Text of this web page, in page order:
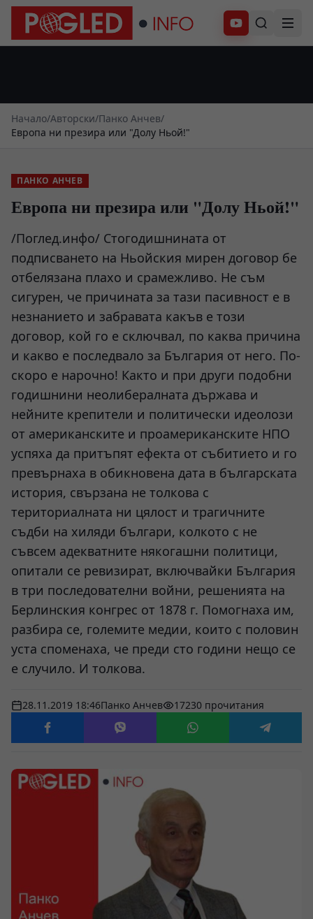
Абонирай се
Начало/Авторски/Панко Анчев/
Европа ни презира или "Долу Ньой!"
ПАНКО АНЧЕВ
Европа ни презира или "Долу Ньой!"
/Поглед.инфо/ Стогодишнината от
подписването на Ньойския мирен договор бе
отбелязана плахо и срамежливо. Не съм
сигурен, че причината за тази пасивност е в
незнанието и забравата какъв е този
договор, кой го е сключвал, по каква причина
и какво е последвало за България от него. По-
скоро е нарочно! Както и при други подобни
годишнини неолибералната държава и
нейните крепители и политически идеолози
от американските и проамериканските НПО
успяха да притъпят ефекта от събитието и го
превърнаха в обикновена дата в българската
история, свързана не толкова с
териториалната ни цялост и трагичните
съдби на хиляди българи, колкото с не
съвсем адекватните някогашни политици,
опитали се ревизират, включвайки България
в три последователни войни, решенията на
Берлинския конгрес от 1878 г. Помогнаха им,
разбира се, големите медии, които с половин
уста споменаха, че преди сто години нещо се
е случило. И толкова.
28.11.2019 18:46Панко Анчев 17230 прочитания